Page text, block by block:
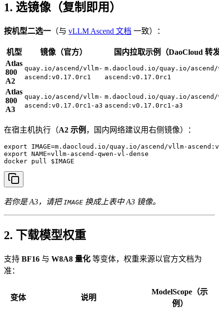
1. 选镜像（复制即用）
按机型二选一 （与 vLLM Ascend 文档 一致）：
机型 镜像（官方）
国内拉取示例（DaoCloud 转
Atlas
800
A2
quay.io/ascend/vllm-
ascend:v0.17.0rc1
m.daocloud.io/quay.io/
ascend:v0.17.0rc1
Atlas
800
A3
quay.io/ascend/vllm-
ascend:v0.17.0rc1-a3
m.daocloud.io/quay.io/
ascend:v0.17.0rc1-a3
在宿主机执行（A2 示例 ，国内网络建议用右侧镜像）：
export IMAGE=m.daocloud.io/quay.io/ascend/vllm-
export NAME=vllm-ascend-qwen-vl-dense
docker pull $IMAGE
若你是 A3，请把 IMAGE 换成上表中 A3 镜像。
2. 下载模型权重
支持 BF16 与 W8A8 量化 等变体，权重来源以官方文档为
准：
变体 说明
ModelScope（示
例）